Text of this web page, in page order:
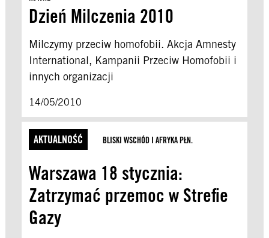
Dzień Milczenia 2010
Milczymy przeciw homofobii. Akcja Amnesty
International, Kampanii Przeciw Homofobii i
innych organizacji
14/05/2010
AKTUALNOŚĆ BLISKI WSCHÓD I AFRYKA PŁN.
Warszawa 18 stycznia:
Zatrzymać przemoc w Strefie
Gazy